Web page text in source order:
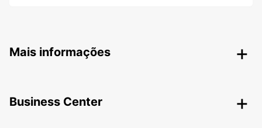
Mais informações
Business Center